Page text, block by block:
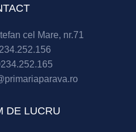
cel Mare, nr.71
DE LUCRU